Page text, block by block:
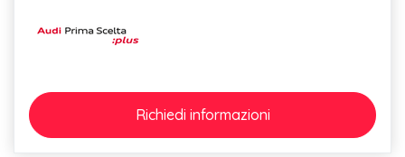
Richiedi informazioni